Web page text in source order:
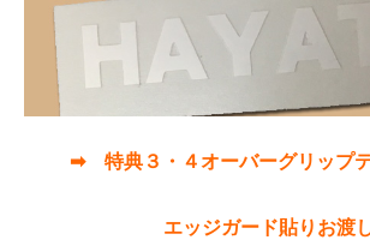
➡ 特典３・４オーバーグリップテ
エッジガード貼りお渡